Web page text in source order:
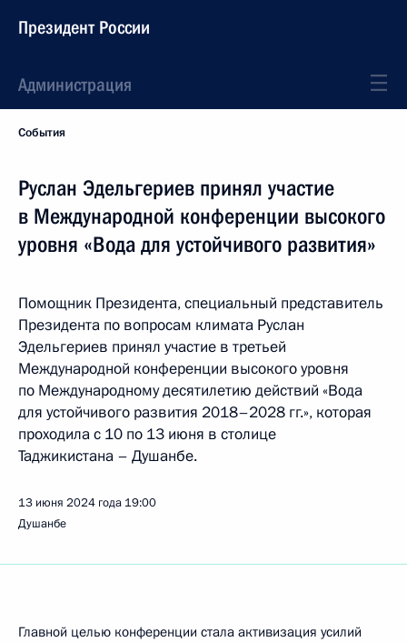
Президент России
Администрация
События
Руслан Эдельгериев принял участие
в Международной конференции высокого
уровня «Вода для устойчивого развития»
Помощник Президента, специальный представитель
Президента по вопросам климата Руслан
Эдельгериев принял участие в третьей
Международной конференции высокого уровня
по Международному десятилетию действий «Вода
для устойчивого развития 2018–2028 гг.», которая
проходила с 10 по 13 июня в столице
Таджикистана – Душанбе.
13 июня 2024 года 19:00
Душанбе
Главной целью конференции стала активизация усилий